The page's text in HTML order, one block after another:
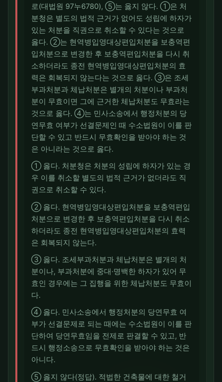
로(대법원 97누6780), ⑤는 옳지 않다. ①은 처
분청은 별도의 법적 근거가 없어도 성립에 하자가
있는 처분을 직권으로 취소할 수 있다는 것으로
옳다. ②는 현역병입영대상편입처분을 보충역편
입처분으로 변경한 후 보충역편입처분을 다시 취
소하더라도 종전 현역병입영대상편입처분의 효
력은 회복되지 않는다는 것으로 옳다. ③은 조세
부과처분과 체납처분은 별개의 처분이나 부과처
분이 무효이면 그에 근거한 체납처분도 무효라는
것으로 옳다. ④는 민사소송에서 행정처분의 당
연무효 여부가 선결문제인 때 수소법원이 이를 판
단할 수 있고 반드시 무효확인을 받아야 하는 것
은 아니라는 것으로 옳다.
① 옳다. 처분청은 처분의 성립에 하자가 있는 경
우 이를 취소할 별도의 법적 근거가 없더라도 직
권으로 취소할 수 있다.
② 옳다. 현역병입영대상편입처분을 보충역편입
처분으로 변경한 후 보충역편입처분을 다시 취소
하더라도 종전 현역병입영대상편입처분의 효력
은 회복되지 않는다.
③ 옳다. 조세부과처분과 체납처분은 별개의 처
분이나, 부과처분에 중대·명백한 하자가 있어 무
효인 경우에는 그 집행을 위한 체납처분도 무효이
다.
④ 옳다. 민사소송에서 행정처분의 당연무효 여
부가 선결문제로 되는 때에는 수소법원이 이를 판
단하여 당연무효임을 전제로 판결할 수 있고, 반
드시 행정소송으로 무효확인을 받아야 하는 것은
아니다.
⑤ 옳지 않다(정답). 적법한 건축물에 대한 철거